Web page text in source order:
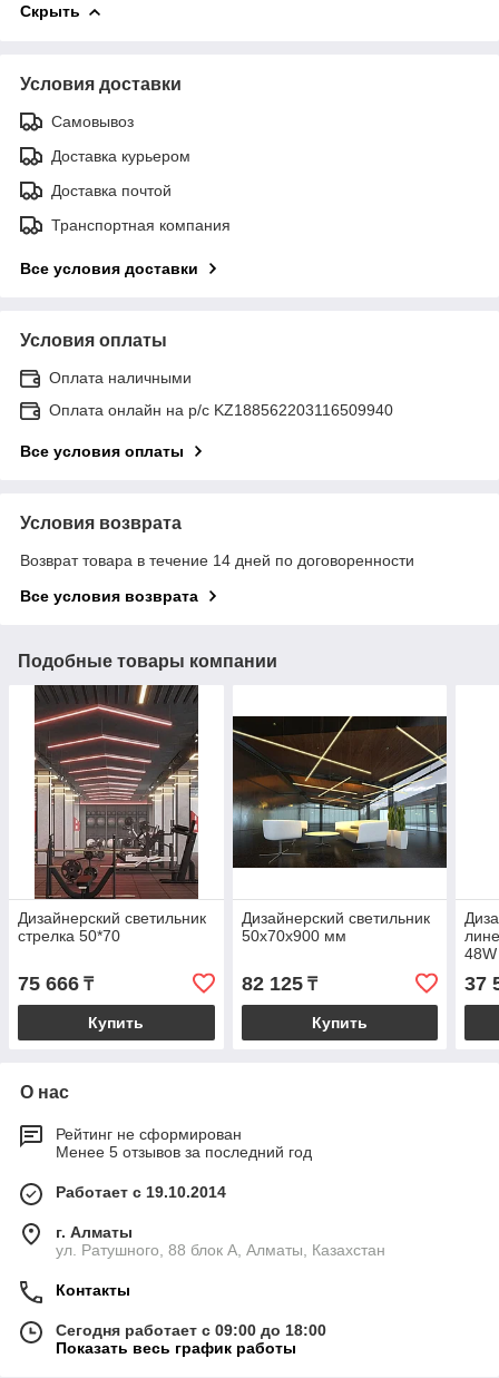
Скрыть
Условия доставки
Самовывоз
Доставка курьером
Доставка почтой
Транспортная компания
Все условия доставки
Условия оплаты
Оплата наличными
Оплата онлайн на р/с KZ188562203116509940
Все условия оплаты
Условия возврата
Возврат товара в течение 14 дней по договоренности
Все условия возврата
Подобные товары компании
Дизайнерский светильник
стрелка 50*70
75 666 ₸
Купить
Дизайнерский светильник
50х70х900 мм
82 125₸
Купить
37
О нас
Рейтинг не сформирован
Менее 5 отзывов за последний год
Работает с 19.10.2014
г. Алматы
ул. Ратушного, 88 блок A, Алматы, Казахстан
Контакты
Сегодня работает с 09:00 до 18:00
Показать весь график работы